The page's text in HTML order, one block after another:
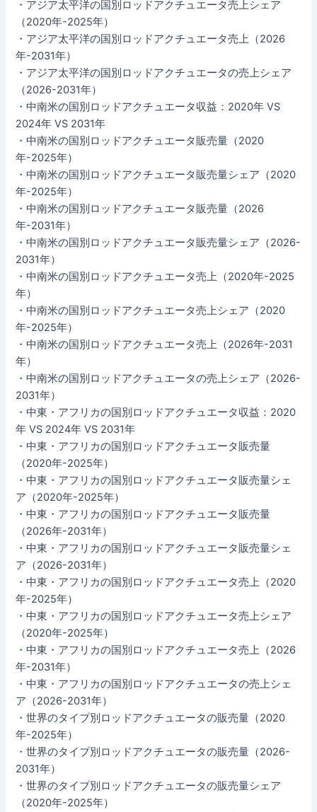
・アジア太平洋の国別ロッドアクチュエータ売上シェア
（2020年-2025年）
・アジア太平洋の国別ロッドアクチュエータ売上（2026
年-2031年）
・アジア太平洋の国別ロッドアクチュエータの売上シェア
（2026-2031年）
・中南米の国別ロッドアクチュエータ収益：2020年 VS
2024年 VS 2031年
・中南米の国別ロッドアクチュエータ販売量（2020
年-2025年）
・中南米の国別ロッドアクチュエータ販売量シェア（2020
年-2025年）
・中南米の国別ロッドアクチュエータ販売量（2026
年-2031年）
・中南米の国別ロッドアクチュエータ販売量シェア（2026-
2031年）
・中南米の国別ロッドアクチュエータ売上（2020年-2025
年）
・中南米の国別ロッドアクチュエータ売上シェア（2020
年-2025年）
・中南米の国別ロッドアクチュエータ売上（2026年-2031
年）
・中南米の国別ロッドアクチュエータの売上シェア（2026-
2031年）
・中東・アフリカの国別ロッドアクチュエータ収益：2020
年 VS 2024年 VS 2031年
・中東・アフリカの国別ロッドアクチュエータ販売量
（2020年-2025年）
・中東・アフリカの国別ロッドアクチュエータ販売量シェ
ア（2020年-2025年）
・中東・アフリカの国別ロッドアクチュエータ販売量
（2026年-2031年）
・中東・アフリカの国別ロッドアクチュエータ販売量シェ
ア（2026-2031年）
・中東・アフリカの国別ロッドアクチュエータ売上（2020
年-2025年）
・中東・アフリカの国別ロッドアクチュエータ売上シェア
（2020年-2025年）
・中東・アフリカの国別ロッドアクチュエータ売上（2026
年-2031年）
・中東・アフリカの国別ロッドアクチュエータの売上シェ
ア（2026-2031年）
・世界のタイプ別ロッドアクチュエータの販売量（2020
年-2025年）
・世界のタイプ別ロッドアクチュエータの販売量（2026-
2031年）
・世界のタイプ別ロッドアクチュエータの販売量シェア
（2020年-2025年）